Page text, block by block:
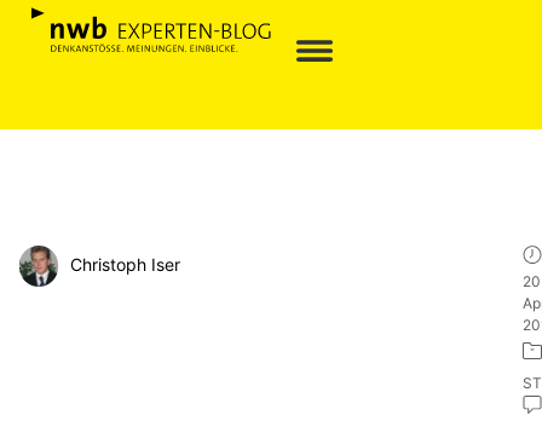
Christoph Iser